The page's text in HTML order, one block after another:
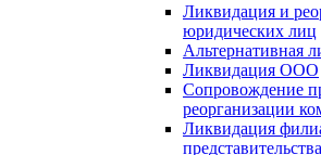
Ликвидация и
юридических лиц
Альтернативная
Ликвидация ООО
Сопровождение
реорганизации
Ликвидация
представительства